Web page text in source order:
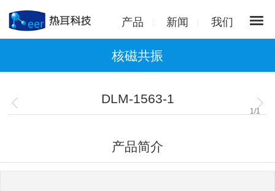
产品 新闻 我们
核磁共振
DLM-1563-1
1 /1
产品简介